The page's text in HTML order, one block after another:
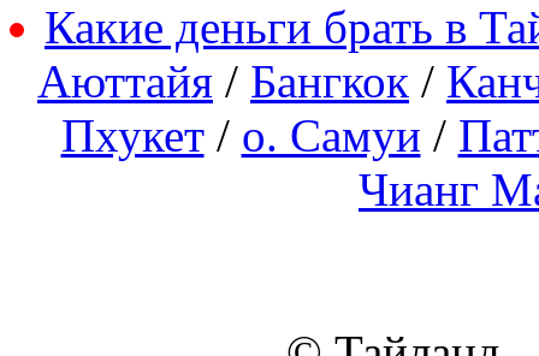
Какие деньги брать в
Аюттайя / Бангкок /
Пхукет/ о. Самуи /
Чианг